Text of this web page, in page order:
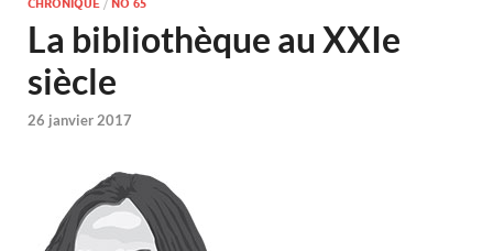
CHRONIQUE NO 65
La bibliothèque au XXIe
siècle
26 janvier 2017